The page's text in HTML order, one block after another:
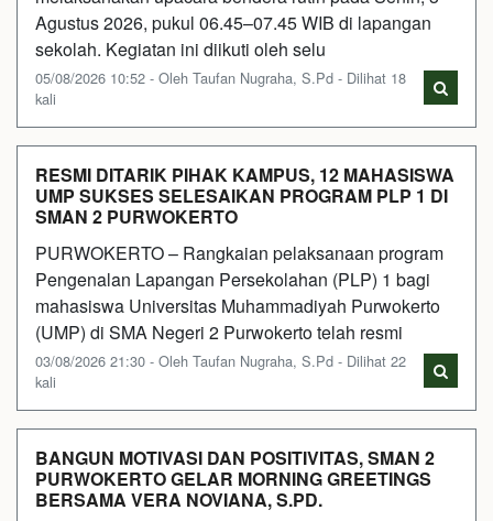
Agustus 2026, pukul 06.45–07.45 WIB di lapangan
sekolah. Kegiatan ini diikuti oleh selu
05/08/2026 10:52 - Oleh Taufan Nugraha, S.Pd - Dilihat 18
kali
RESMI DITARIK PIHAK KAMPUS, 12 MAHASISWA
UMP SUKSES SELESAIKAN PROGRAM PLP 1 DI
SMAN 2 PURWOKERTO
PURWOKERTO – Rangkaian pelaksanaan program
Pengenalan Lapangan Persekolahan (PLP) 1 bagi
mahasiswa Universitas Muhammadiyah Purwokerto
(UMP) di SMA Negeri 2 Purwokerto telah resmi
03/08/2026 21:30 - Oleh Taufan Nugraha, S.Pd - Dilihat 22
kali
BANGUN MOTIVASI DAN POSITIVITAS, SMAN 2
PURWOKERTO GELAR MORNING GREETINGS
BERSAMA VERA NOVIANA, S.PD.